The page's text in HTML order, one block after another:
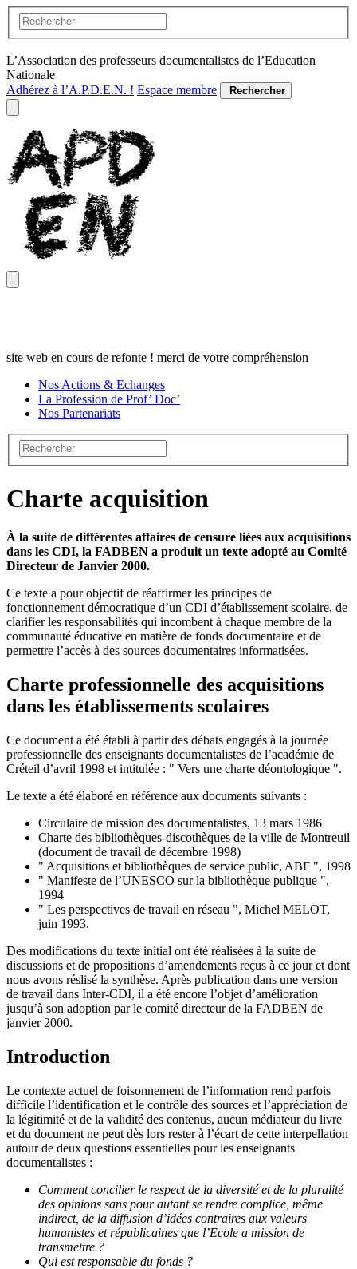
L’Association des professeurs documentalistes de l’Education
Nationale
Adhérez à l’A.P.D.E.N. ! Espace membre Rechercher
site web en cours de refonte ! merci de votre compréhension
Nos Actions & Echanges
La Profession de Prof’ Doc’
Nos Partenariats
Charte acquisition
À la suite de différentes affaires de censure liées aux acquisitions
dans les CDI, la FADBEN a produit un texte adopté au Comité
Directeur de Janvier 2000.
Ce texte a pour objectif de réaffirmer les principes de
fonctionnement démocratique d’un CDI d’établissement scolaire, de
clarifier les responsabilités qui incombent à chaque membre de la
communauté éducative en matière de fonds documentaire et de
permettre l’accès à des sources documentaires informatisées.
Charte professionnelle des acquisitions
dans les établissements scolaires
Ce document a été établi à partir des débats engagés à la journée
professionnelle des enseignants documentalistes de l’académie de
Créteil d’avril 1998 et intitulée : " Vers une charte déontologique ".
Le texte a été élaboré en référence aux documents suivants :
Circulaire de mission des documentalistes, 13 mars 1986
Charte des bibliothèques-discothèques de la ville de Montreuil
(document de travail de décembre 1998)
" Acquisitions et bibliothèques de service public, ABF ", 1998
" Manifeste de l’UNESCO sur la bibliothèque publique ",
1994
" Les perspectives de travail en réseau ", Michel MELOT,
juin 1993.
Des modifications du texte initial ont été réalisées à la suite de
discussions et de propositions d’amendements reçus à ce jour et dont
nous avons réslisé la synthèse. Après publication dans une version
de travail dans Inter-CDI, il a été encore l’objet d’amélioration
jusqu’à son adoption par le comité directeur de la FADBEN de
janvier 2000.
Introduction
Le contexte actuel de foisonnement de l’information rend parfois
difficile l’identification et le contrôle des sources et l’appréciation de
la légitimité et de la validité des contenus, aucun médiateur du livre
et du document ne peut dès lors rester à l’écart de cette interpellation
autour de deux questions essentielles pour les enseignants
documentalistes :
Comment concilier le respect de la diversité et de la pluralité
des opinions sans pour autant se rendre complice, même
indirect, de la diffusion d’idées contraires aux valeurs
humanistes et républicaines que l’Ecole a mission de
transmettre ?
Qui est responsable du fonds ?